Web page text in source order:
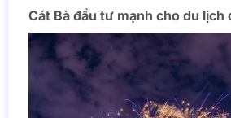
Cát Bà đầu tư mạnh cho du lịch